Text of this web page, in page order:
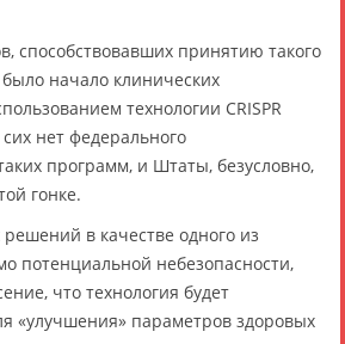
способствовавших принятию такого
начало клинических
технологии CRISPR
нет федерального
программ, и Штаты, безусловно,
гонке.
в качестве одного из
потенциальной небезопасности,
что технология будет
«улучшения» параметров здоровых